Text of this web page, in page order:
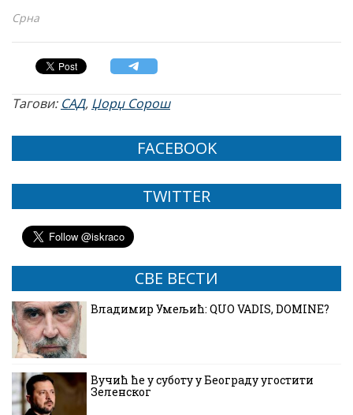
Срна
Тагови: САД, Џорџ Сорош
FACEBOOK
TWITTER
СВЕ ВЕСТИ
Владимир Умељић: QUO VADIS, DOMINE?
Вучић ће у суботу у Београду угостити
Зеленског